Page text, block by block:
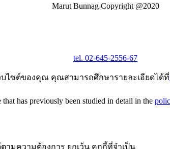
Marut Bunnag Copyright @2020
tel. 02-645-2556-67
ไซต์ของคุณ คุณสามารถศึกษารายละเอียดได้ที่
has previously been studied in detail in the
ามความต้องการ ยกเว้น คุกกี้ที่จำเป็น